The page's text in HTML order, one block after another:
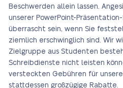
Beschwerden allein lassen.
unserer PowerPoint-
überrascht sein, wenn Sie
ziemlich erschwinglich sind. Wir
Zielgruppe aus Studenten
Schreibdienste nicht leisten
versteckten Gebühren für
stattdessen großzügige Rabatte.